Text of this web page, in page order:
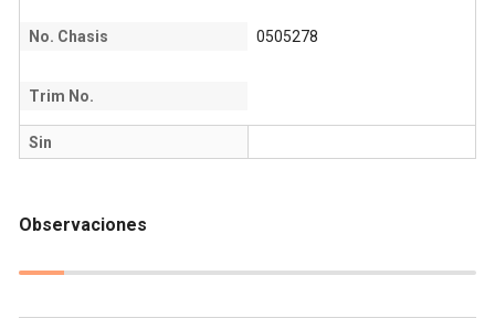
No. Chasis 0505278
Trim No.
Sin
Observaciones